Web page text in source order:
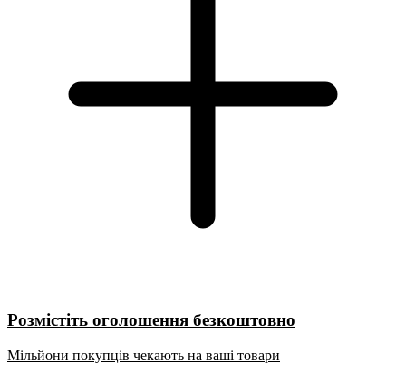
Розмістіть оголошення безкоштовно
Мільйони покупців чекають на ваші товари